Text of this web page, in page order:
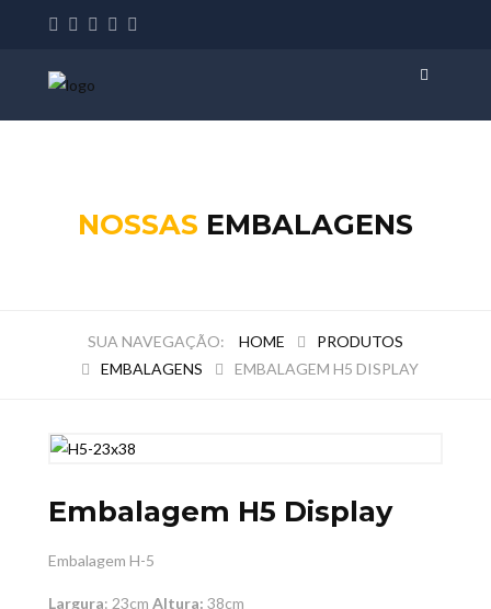
NOSSAS EMBALAGENS
HOME
PRODUTOS
EMBALAGENS
EMBALAGEM H5 DISPLAY
Embalagem H5 Display
Embalagem H-5
Largura: 23cm Altura: 38cm